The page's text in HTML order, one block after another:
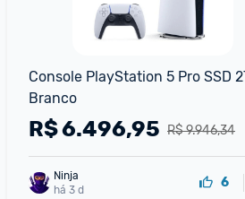
Console PlayStation 5 Pro SSD
Branco
R$ 9.946,34
R$6.496,95
há 3 d
6